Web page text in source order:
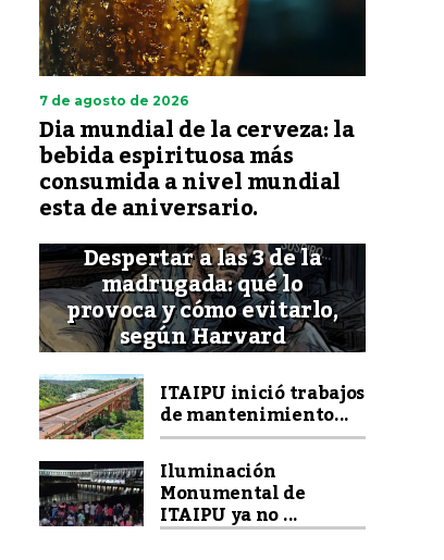
7 de agosto de 2026
Dia mundial de la cerveza: la
bebida espirituosa más
consumida a nivel mundial
esta de aniversario.
Despertar a las 3 de la
madrugada: qué lo
provoca y cómo evitarlo,
según Harvard
ITAIPU inició trabajos
de mantenimiento...
Iluminación
Monumental de
ITAIPU ya no ...